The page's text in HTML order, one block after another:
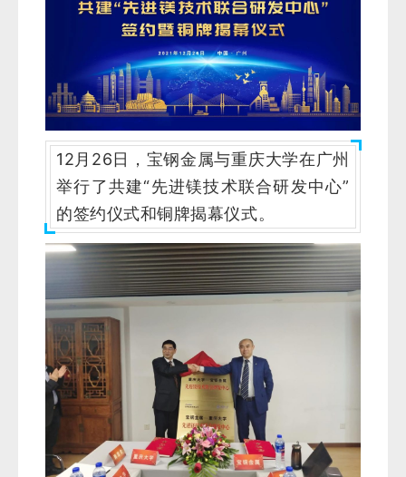
12月26日，宝钢金属与重庆大学在广州
举行了共建“先进镁技术联合研发中心”
的签约仪式和铜牌揭幕仪式。